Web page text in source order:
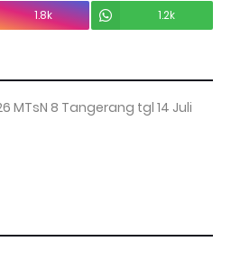
1.8k 1.2k
MTsN 8 Tangerang tgl 14 Juli